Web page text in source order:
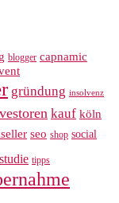
blogger capnamic
gründung insolvenz
kauf köln
seo shop social
studie tipps